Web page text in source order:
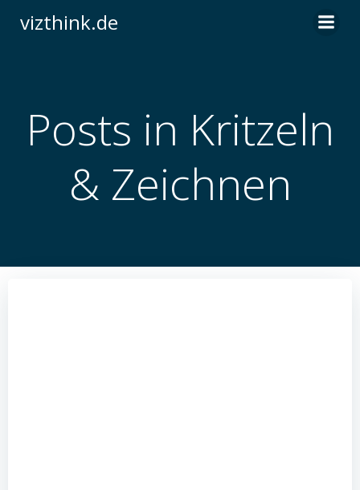
vizthink.de
Posts in Kritzeln
& Zeichnen